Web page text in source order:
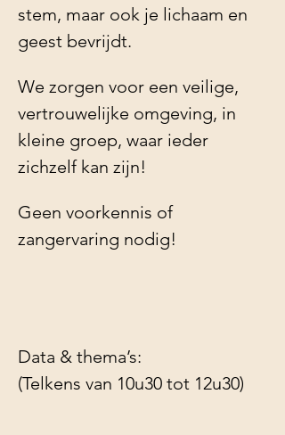
stem, maar ook je lichaam en
geest bevrijdt.
We zorgen voor een veilige,
vertrouwelijke omgeving, in
kleine groep, waar ieder
zichzelf kan zijn!
Geen voorkennis of
zangervaring nodig!
Data & thema’s:
(Telkens van 10u30 tot 12u30)